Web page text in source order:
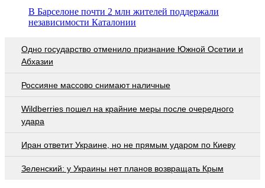
В Барселоне почти 2 млн жителей поддержали
независимости Каталонии
Одно государство отменило признание Южной Осетии и
Абхазии
Россияне массово снимают наличные
Wildberries пошел на крайние меры после очередного
удара
Иран ответит Украине, но не прямым ударом по Киеву
Зеленский: у Украины нет планов возвращать Крым